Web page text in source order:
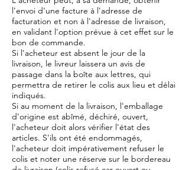
l'envoi d'une facture à l'adresse de
facturation et non à l'adresse de livraison,
en validant l'option prévue à cet effet sur le
bon de commande.
Si l'acheteur est absent le jour de la
livraison, le livreur laissera un avis de
passage dans la boîte aux lettres, qui
permettra de retirer le colis aux lieu et délai
indiqués.
Si au moment de la livraison, l'emballage
d'origine est abîmé, déchiré, ouvert,
l'acheteur doit alors vérifier l'état des
articles. S'ils ont été endommagés,
l'acheteur doit impérativement refuser le
colis et noter une réserve sur le bordereau